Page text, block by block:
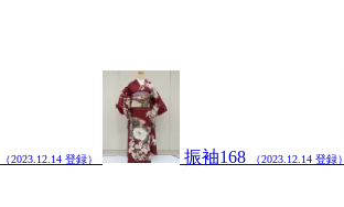
（2023.12.14 登録） 振袖168 （2023.12.14 登録）